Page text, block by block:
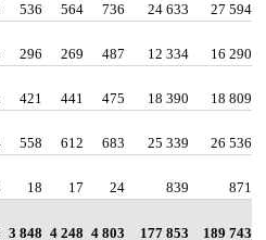
536 564 736 24 633 27 594
296 269 487 12 334 16 290
421 441 475 18 390 18 809
558 612 683 25 339 26 536
18 17 24 839 871
3 848 4 248 4 803 177 853 189 743